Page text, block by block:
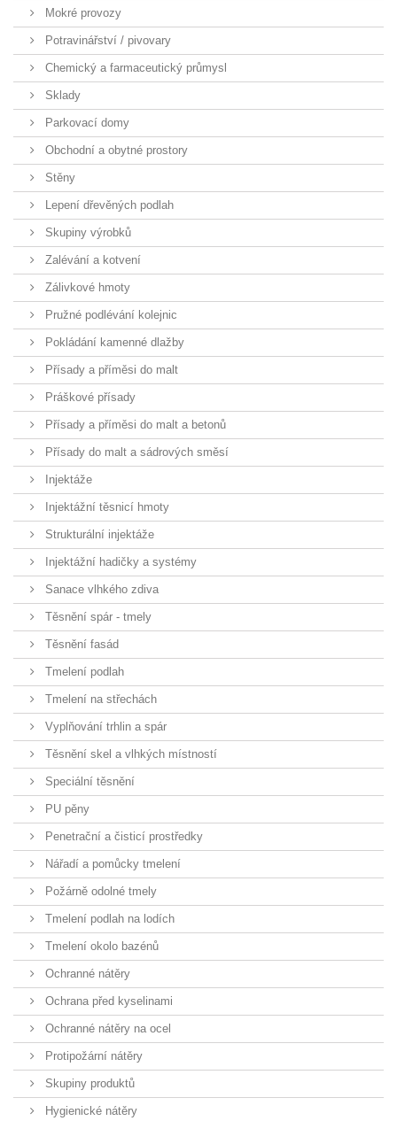
Mokré provozy
Potravinářství / pivovary
Chemický a farmaceutický průmysl
Sklady
Parkovací domy
Obchodní a obytné prostory
Stěny
Lepení dřevěných podlah
Skupiny výrobků
Zalévání a kotvení
Zálivkové hmoty
Pružné podlévání kolejnic
Pokládání kamenné dlažby
Přísady a příměsi do malt
Práškové přísady
Přísady a příměsi do malt a betonů
Přísady do malt a sádrových směsí
Injektáže
Injektážní těsnicí hmoty
Strukturální injektáže
Injektážní hadičky a systémy
Sanace vlhkého zdiva
Těsnění spár - tmely
Těsnění fasád
Tmelení podlah
Tmelení na střechách
Vyplňování trhlin a spár
Těsnění skel a vlhkých místností
Speciální těsnění
PU pěny
Penetrační a čisticí prostředky
Nářadí a pomůcky tmelení
Požárně odolné tmely
Tmelení podlah na lodích
Tmelení okolo bazénů
Ochranné nátěry
Ochrana před kyselinami
Ochranné nátěry na ocel
Protipožární nátěry
Skupiny produktů
Hygienické nátěry